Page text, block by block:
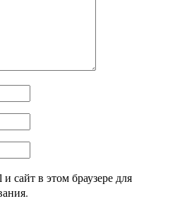
сайт в этом браузере для